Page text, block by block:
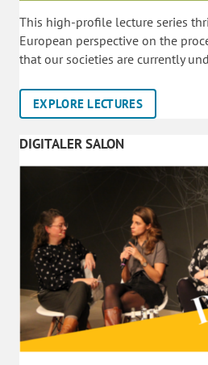
This high-profile lecture series
European perspective on the
that our societies are currently
EXPLORE LECTURES
DIGITALER SALON